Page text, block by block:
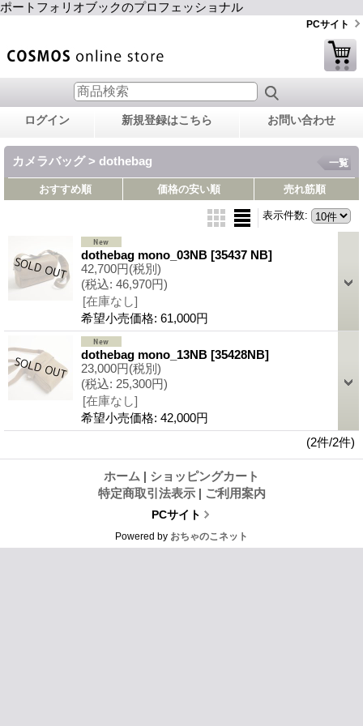
ポートフォリオブックのプロフェッショナル
PCサイト
ログイン 新規登録はこちら お問い合わせ
カメラバッグ > dothebag 一覧
おすすめ順 価格の安い順 売れ筋順
表示件数:
dothebag mono_03NB [35437 NB]
42,700円(税別)
(税込: 46,970円)
[在庫なし]
希望小売価格: 61,000円
dothebag mono_13NB [35428NB]
23,000円(税別)
(税込: 25,300円)
[在庫なし]
希望小売価格: 42,000円
(2件/2件)
ホーム | ショッピングカート
特定商取引法表示 | ご利用案内
PCサイト
Powered by おちゃのこネット